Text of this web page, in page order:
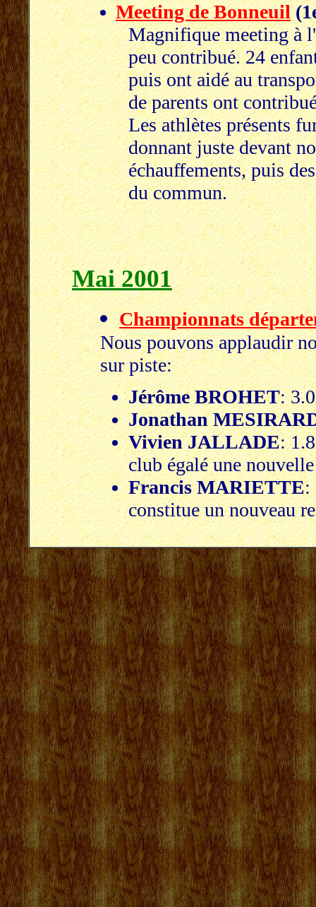
Meeting de Bonneuil
Magnifique meeting à
peu contribué. 24
puis ont aidé au
de parents ont
Les athlètes présents
donnant juste devant
échauffements, puis
du commun.
Mai 2001
Championnats
Nous pouvons applaudir
sur piste:
Jérôme BROHET:
Jonathan
Vivien JALLADE:
club égalé une
Francis MARIETTE:
constitue un nouveau